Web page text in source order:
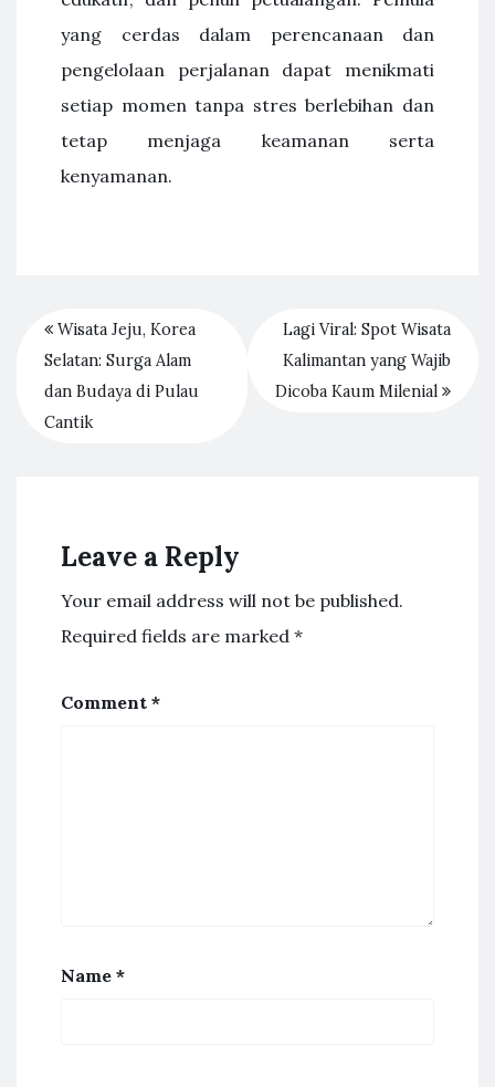
yang cerdas dalam perencanaan dan
pengelolaan perjalanan dapat menikmati
setiap momen tanpa stres berlebihan dan
tetap menjaga keamanan serta
kenyamanan.
Wisata Jeju, Korea
Selatan: Surga Alam
dan Budaya di Pulau
Cantik
Lagi Viral: Spot Wisata
Kalimantan yang Wajib
Dicoba Kaum Milenial
Leave a Reply
Your email address will not be published.
Required fields are marked *
Comment *
Name *